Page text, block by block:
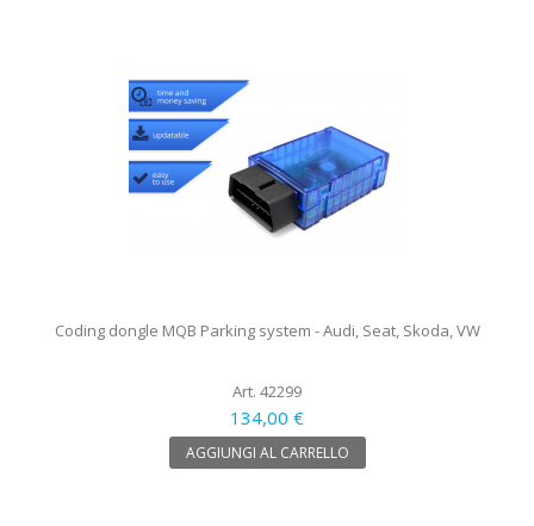
Coding dongle MQB Parking system - Audi, Seat, Skoda, VW
Art. 42299
134,00 €
AGGIUNGI AL CARRELLO